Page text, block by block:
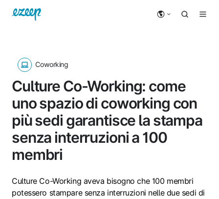
Coworking
Culture Co-Working: come
uno spazio di coworking con
più sedi garantisce la stampa
senza interruzioni a 100
membri
Culture Co-Working aveva bisogno che 100 membri
potessero stampare senza interruzioni nelle due sedi di